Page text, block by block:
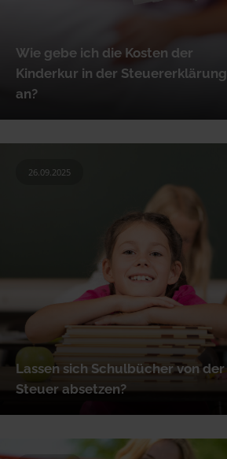
Wie gebe ich die Kosten der
Kinderkur in der Steuererklärung
an?
Lassen sich Schulbücher von der
Steuer absetzen?
26.09.2025